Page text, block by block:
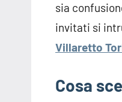
sia
invitati si
Villaretto
Cosa